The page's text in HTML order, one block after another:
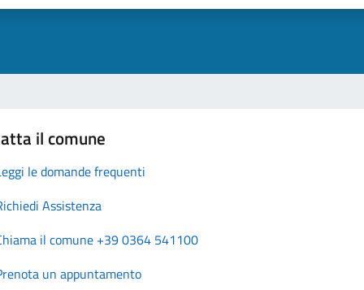
il comune
le domande frequenti
Assistenza
il comune +39 0364 541100
un appuntamento